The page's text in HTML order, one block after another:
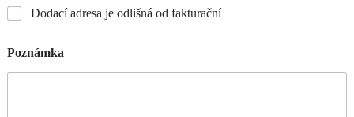
Dodací adresa je odlišná od fakturační
Poznámka